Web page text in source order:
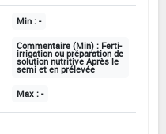
Min : -
Commentaire (Min) : Ferti-
irrigation ou préparation de
solution nutritive Après le
semi et en prélevée
Max : -